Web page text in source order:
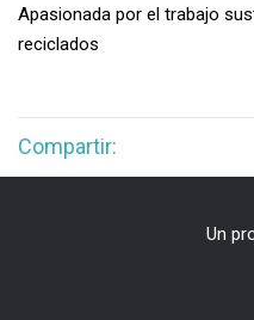
Apasionada por el trabajo
reciclados
Compartir:
Un